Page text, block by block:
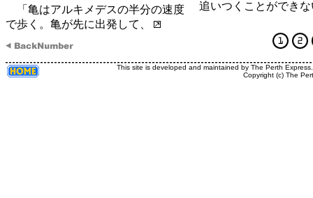
「亀はアルキメデスの半分の速度
で歩く。亀が先に出発して、
追いつくことができ
This site is developed and maintained by The Perth
Copyright (c) The